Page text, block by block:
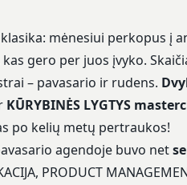
mėnesiui perkopus į
gero per juos įvyko.
– pavasario ir rudens.
KŪRYBINĖS LYGTYS
po kelių metų pertraukos!
agendoje buvo net
PRODUCT